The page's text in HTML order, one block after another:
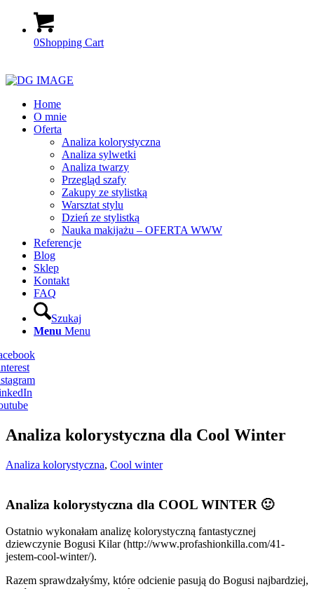
0Shopping Cart
Home
O mnie
Oferta
Analiza kolorystyczna
Analiza sylwetki
Analiza twarzy
Przegląd szafy
Zakupy ze stylistką
Warsztat stylu
Dzień ze stylistką
Nauka makijażu – OFERTA WWW
Referencje
Blog
Sklep
Kontakt
FAQ
Szukaj
Menu Menu
Analiza kolorystyczna dla Cool Winter
Analiza kolorystyczna, Cool winter
Analiza kolorystyczna dla COOL WINTER 🙂
Ostatnio wykonałam analizę kolorystyczną fantastycznej
dziewczynie Bogusi Kilar (http://www.profashionkilla.com/41-
jestem-cool-winter/).
Razem sprawdzałyśmy, które odcienie pasują do Bogusi najbardziej,